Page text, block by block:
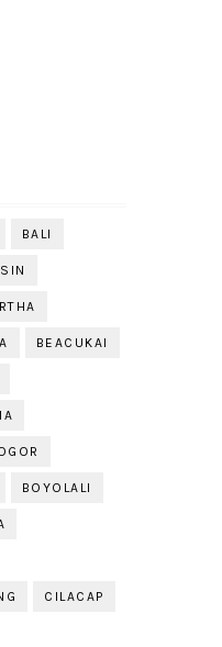
BALI
BEACUKAI
BOYOLALI
CILACAP